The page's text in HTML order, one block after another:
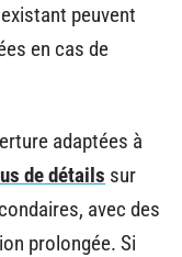
peuvent
en cas de
adaptées à
de détails sur
avec des
prolongée. Si